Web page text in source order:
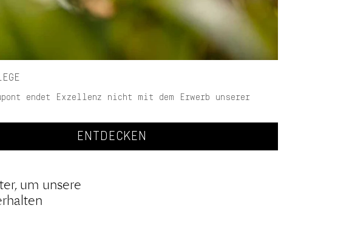
endet Exzellenz nicht mit dem Erwerb unserer
ENTDECKEN
um unsere